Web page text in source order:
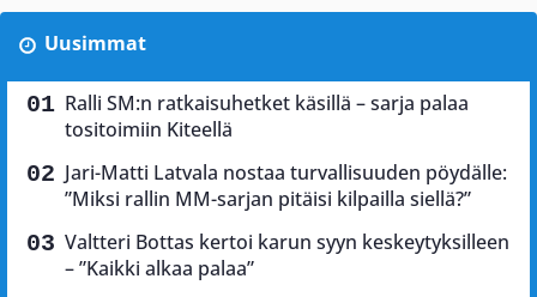
Uusimmat
Ralli SM:n ratkaisuhetket käsillä – sarja palaa
tositoimiin Kiteellä
Jari-Matti Latvala nostaa turvallisuuden pöydälle:
”Miksi rallin MM-sarjan pitäisi kilpailla siellä?”
Valtteri Bottas kertoi karun syyn keskeytyksilleen
– ”Kaikki alkaa palaa”